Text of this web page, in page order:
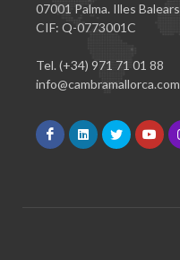
07001 Palma. Illes Balears
CIF: Q-0773001C
Tel. (+34) 971 71 01 88
info@cambramallorca.com